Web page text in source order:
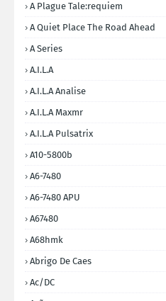
A Plague Tale:requiem
A Quiet Place The Road Ahead
A Series
A.I.L.A
A.I.L.A Analise
A.I.L.A Maxmr
A.I.L.A Pulsatrix
A10-5800b
A6-7480
A6-7480 APU
A67480
A68hmk
Abrigo De Caes
Ac/DC